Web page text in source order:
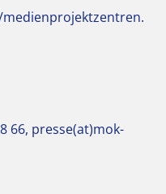
.
66, presse(at)mok-